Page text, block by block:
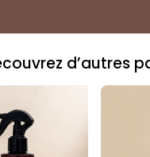
d’autres